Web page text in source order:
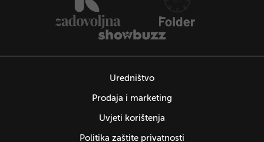
Uredništvo
Prodaja i marketing
Uvjeti korištenja
Politika zaštite privatnosti